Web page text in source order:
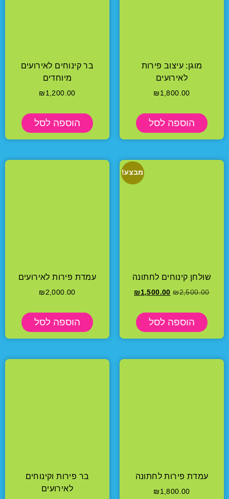
מוגן: עיצוב פירות
לאירועים
₪ 1,800.00
הוספה לסל
בר קינוחים לאירועים
מיוחדים
₪ 1,200.00
הוספה לסל
מבצע!
שולחן קינוחים לחתונה
₪2,500.00
₪1,500.00
הוספה לסל
עמדת פירות לאירועים
₪2,000.00
הוספה לסל
עמדת פירות לחתונה
₪ 1,800.00
בר פירות וקינוחים
לאירועים